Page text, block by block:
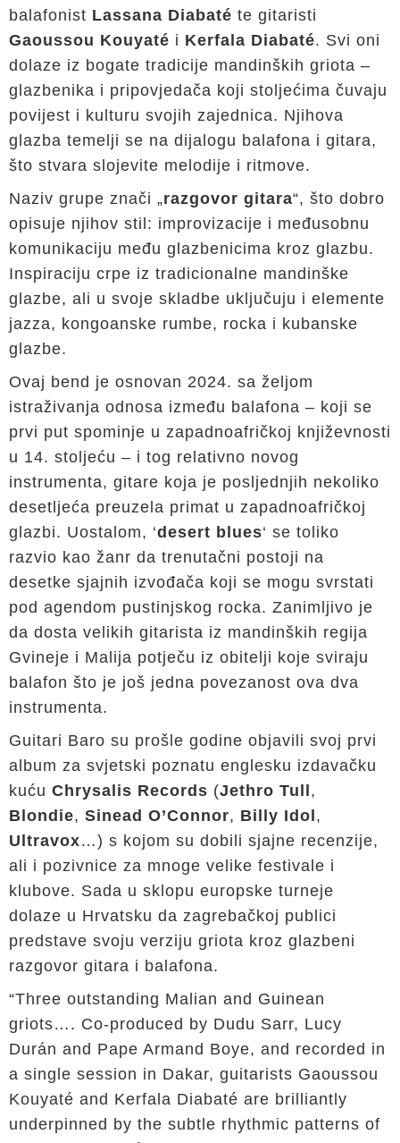
balafonist Lassana Diabaté te gitaristi
Gaoussou Kouyaté i Kerfala Diabaté. Svi oni
dolaze iz bogate tradicije mandinških griota –
glazbenika i pripovjedača koji stoljećima čuvaju
povijest i kulturu svojih zajednica. Njihova
glazba temelji se na dijalogu balafona i gitara,
što stvara slojevite melodije i ritmove.
Naziv grupe znači „razgovor gitara“, što dobro
opisuje njihov stil: improvizacije i međusobnu
komunikaciju među glazbenicima kroz glazbu.
Inspiraciju crpe iz tradicionalne mandinške
glazbe, ali u svoje skladbe uključuju i elemente
jazza, kongoanske rumbe, rocka i kubanske
glazbe.
Ovaj bend je osnovan 2024. sa željom
istraživanja odnosa između balafona – koji se
prvi put spominje u zapadnoafričkoj književnosti
u 14. stoljeću – i tog relativno novog
instrumenta, gitare koja je posljednjih nekoliko
desetljeća preuzela primat u zapadnoafričkoj
glazbi. Uostalom, ‘desert blues‘ se toliko
razvio kao žanr da trenutačni postoji na
desetke sjajnih izvođača koji se mogu svrstati
pod agendom pustinjskog rocka. Zanimljivo je
da dosta velikih gitarista iz mandinških regija
Gvineje i Malija potječu iz obitelji koje sviraju
balafon što je još jedna povezanost ova dva
instrumenta.
Guitari Baro su prošle godine objavili svoj prvi
album za svjetski poznatu englesku izdavačku
kuću Chrysalis Records (Jethro Tull ,
Blondie, Sinead O’Connor, Billy Idol ,
Ultravox…) s kojom su dobili sjajne recenzije,
ali i pozivnice za mnoge velike festivale i
klubove. Sada u sklopu europske turneje
dolaze u Hrvatsku da zagrebačkoj publici
predstave svoju verziju griota kroz glazbeni
razgovor gitara i balafona.
“Three outstanding Malian and Guinean
griots…. Co-produced by Dudu Sarr, Lucy
Durán and Pape Armand Boye, and recorded in
a single session in Dakar, guitarists Gaoussou
Kouyaté and Kerfala Diabaté are brilliantly
underpinned by the subtle rhythmic patterns of